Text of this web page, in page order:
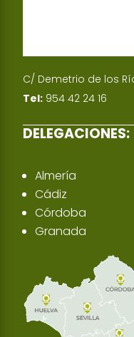
C/ Demetrio de los
Tel: 954 42 24 16
DELEGACIONES:
Almería
Cádiz
Córdoba
Granada